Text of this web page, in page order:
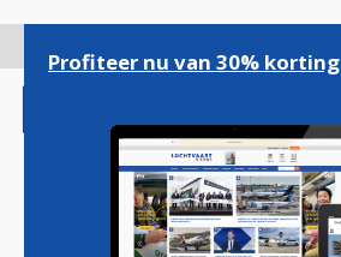
gaan
Profiteer nu van 30% korting